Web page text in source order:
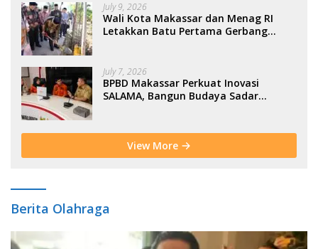
July 9, 2026
Wali Kota Makassar dan Menag RI
Letakkan Batu Pertama Gerbang
July 7, 2026
BPBD Makassar Perkuat Inovasi
SALAMA, Bangun Budaya Sadar
View More
Berita Olahraga